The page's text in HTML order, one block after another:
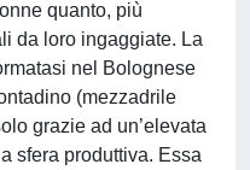
quanto, più
da loro ingaggiate. La
nel Bolognese
(mezzadrile
grazie ad un’elevata
sfera produttiva. Essa